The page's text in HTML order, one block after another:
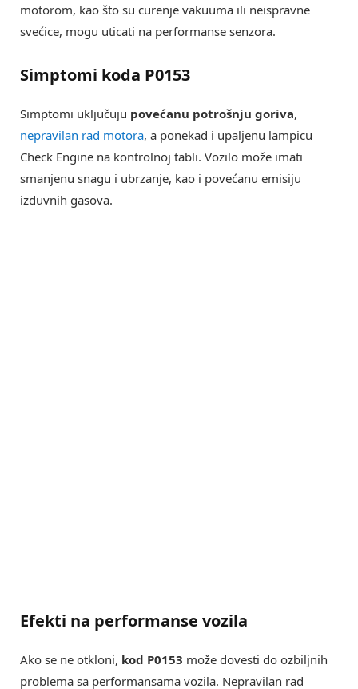
motorom, kao što su curenje vakuuma ili neispravne
svećice, mogu uticati na performanse senzora.
Simptomi koda P0153
Simptomi uključuju povećanu potrošnju goriva,
nepravilan rad motora, a ponekad i upaljenu lampicu
Check Engine na kontrolnoj tabli. Vozilo može imati
smanjenu snagu i ubrzanje, kao i povećanu emisiju
izduvnih gasova.
Efekti na performanse vozila
Ako se ne otkloni, kod P0153 može dovesti do ozbiljnih
problema sa performansama vozila. Nepravilan rad